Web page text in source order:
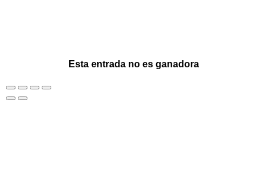
Esta entrada no es ganadora